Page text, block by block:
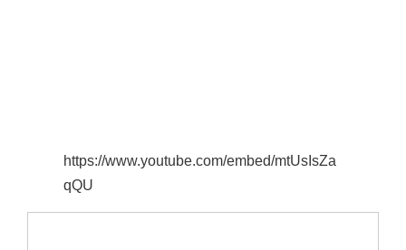
https://www.youtube.com/embed/mtUsIsZa
qQU